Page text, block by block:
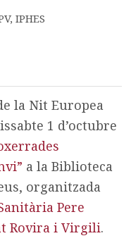
IPHES
la Nit Europea
1 d’octubre
a la Biblioteca
organitzada
Pere
Rovira i Virgili.